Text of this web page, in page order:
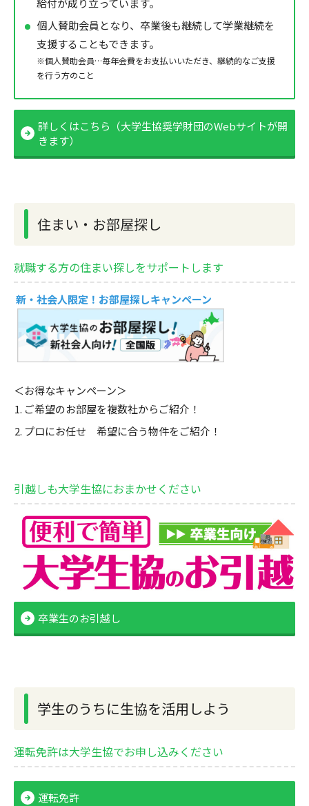
個人賛助会員となり、卒業後も継続して学業継続を
支援することもできます。
※個人賛助会員…毎年会費をお支払いいただき、継続的なご支援
を行う方のこと
詳しくはこちら（大学生協奨学財団のWebサイトが開
きます）
住まい・お部屋探し
就職する方の住まい探しをサポートします
新・社会人限定！お部屋探しキャンペーン
＜お得なキャンペーン＞
ご希望のお部屋を複数社からご紹介！
プロにお任せ 希望に合う物件をご紹介！
引越しも大学生協におまかせください
卒業生のお引越し
学生のうちに生協を活用しよう
運転免許は大学生協でお申し込みください
運転免許